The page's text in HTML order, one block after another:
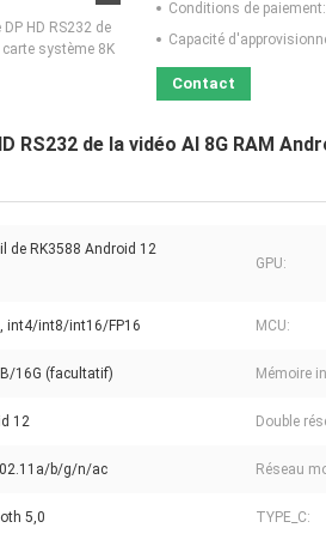
HD RS232 de
carte système 8K
Conditions de paiement:
Capacité
Contact
RS232 de la vidéo AI 8G RAM
de RK3588 Android 12
GPU:
int4/int8/int16/FP16 MCU:
16G (facultatif) Mémoire
12 Double
b/g/n/ac Réseau
5,0 TYPE_C: